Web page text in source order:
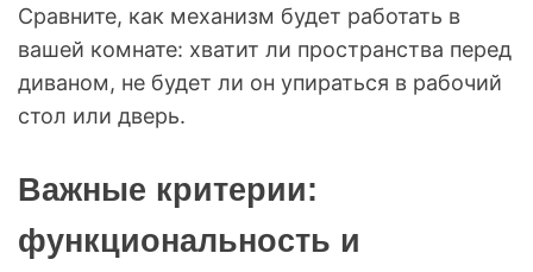
Сравните, как механизм будет работать в
вашей комнате: хватит ли пространства перед
диваном, не будет ли он упираться в рабочий
стол или дверь.
Важные критерии:
функциональность и